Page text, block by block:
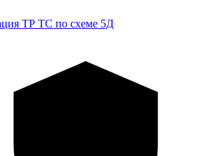
ТР ТС по схеме 5Д